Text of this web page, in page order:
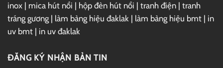
inox | mica hút nổi | hộp đèn hút nổi | tranh điện | tranh
tráng gương | làm bảng hiệu đaklak | làm bảng hiệu bmt | in
uv bmt | in uv đaklak
ĐĂNG KÝ NHẬN BẢN TIN